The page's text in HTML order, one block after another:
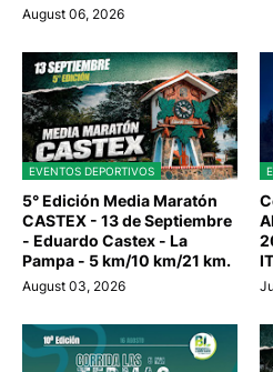
August 06, 2026
EVENTOS DEPORTIVOS
5° Edición Media Maratón
CASTEX - 13 de Septiembre
- Eduardo Castex - La
Pampa - 5 km/10 km/21 km.
August 03, 2026